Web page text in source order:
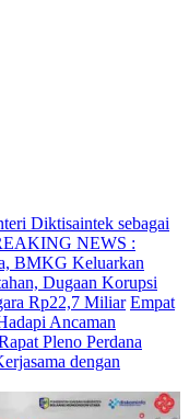
Diktisaintek sebagai
NEWS :
BMKG Keluarkan
Dugaan Korupsi
Rp22,7 Miliar Empat
Ancaman
Pleno Perdana
dengan